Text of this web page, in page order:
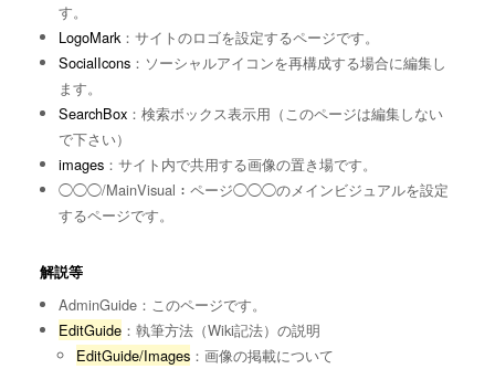
す。
LogoMark：サイトのロゴを設定するページです。
SocialIcons ：ソーシャルアイコンを再構成する場合に編集し
ます。
SearchBox ：検索ボックス表示用（このページは編集しない
で下さい）
images ：サイト内で共用する画像の置き場です。
◯◯◯/MainVisual：ページ◯◯◯のメインビジュアルを設定
するページです。
解説等
AdminGuide：このページです。
EditGuide ：執筆方法（Wiki記法）の説明
EditGuide/Images ：画像の掲載について